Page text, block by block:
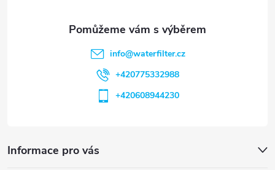
Informace pro vás
info@waterfilter.cz
+420775332988
+420608944230